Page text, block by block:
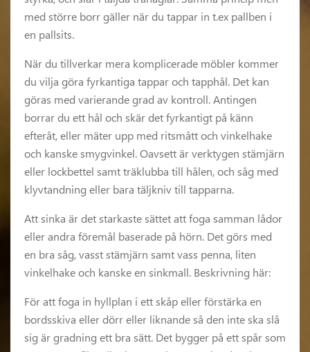
med större borr gäller när du tappar in t.ex pallben i
en pallsits.
När du tillverkar mera komplicerade möbler kommer
du vilja göra fyrkantiga tappar och tapphål. Det kan
göras med varierande grad av kontroll. Antingen
borrar du ett hål och skär det fyrkantigt på känn
efteråt, eller mäter upp med ritsmått och vinkelhake
och kanske smygvinkel. Oavsett är verktygen stämjärn
eller lockbettel samt träklubba till hålen, och såg med
klyvtandning eller bara täljkniv till tapparna.
Att sinka är det starkaste sättet att foga samman lådor
eller andra föremål baserade på hörn. Det görs med
en bra såg, vasst stämjärn samt vass penna, liten
vinkelhake och kanske en sinkmall. Beskrivning här:
För att foga in hyllplan i ett skåp eller förstärka en
bordsskiva eller dörr eller liknande så den inte ska slå
sig är gradning ett bra sätt. Det bygger på ett spår som